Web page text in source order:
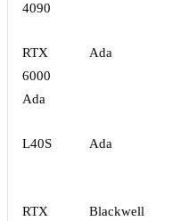
4090
RTX
6000
Ada
Ada
L40S Ada
RTX
Blackwell